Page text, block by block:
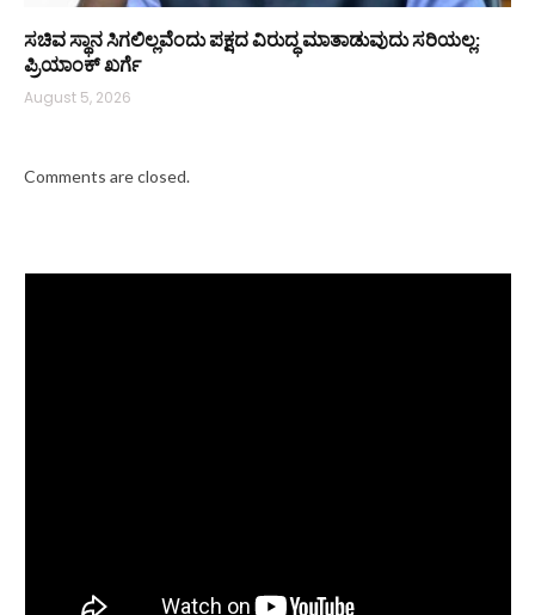
ಸಚಿವ ಸ್ಥಾನ ಸಿಗಲಿಲ್ಲವೆಂದು ಪಕ್ಷದ ವಿರುದ್ಧ ಮಾತಾಡುವುದು ಸರಿಯಲ್ಲ:
ಪ್ರಿಯಾಂಕ್ ಖರ್ಗೆ
August 5, 2026
Comments are closed.